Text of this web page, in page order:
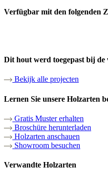
Verfügbar mit den folgenden
Dit hout werd toegepast bij de
Bekijk alle projecten
Lernen Sie unsere Holzarten
Gratis Muster erhalten
Broschüre herunterladen
Holzarten anschauen
Showroom besuchen
Verwandte Holzarten